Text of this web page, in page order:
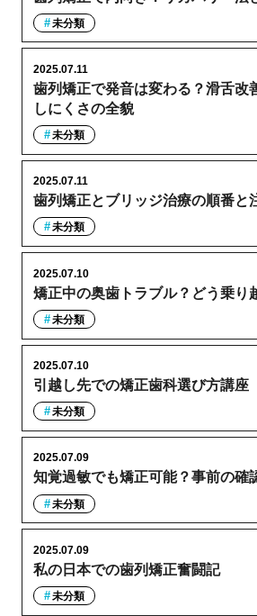
未分類
歯列矯正で発音は変わる？滑舌改
しにくさの全貌
2025.07.11
未分類
歯列矯正とブリッジ治療の順番と
2025.07.11
未分類
矯正中の奥歯トラブル？どう乗り
2025.07.10
未分類
引越し先での矯正歯科選び方講座
2025.07.10
未分類
知覚過敏でも矯正可能？事前の確
2025.07.09
未分類
私の日本での歯列矯正奮闘記
2025.07.09
未分類